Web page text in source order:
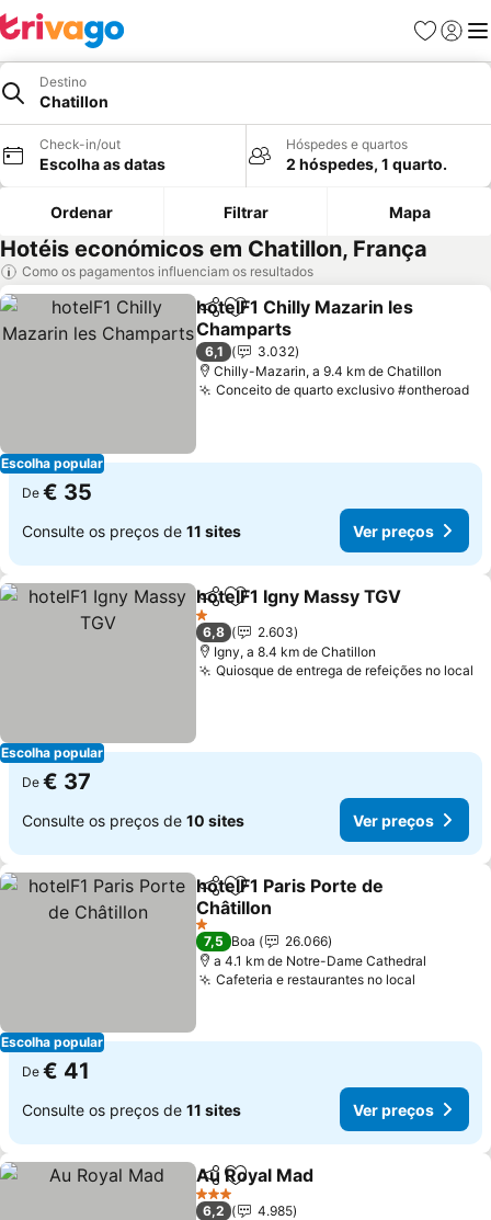
Favoritos
Iniciar
Destino
Chatillon
Check-in/out
Escolha as datas
Hóspedes e quartos
2 hóspedes, 1 quarto.
Ordenar Filtrar Mapa
Hotéis económicos em Chatillon, França
Como os pagamentos influenciam os resultados
Escolha popular
PartilharAdicionar aos favoritos
hotelF1 Chilly Mazarin les
Champarts
6,1
3.032
Chilly-Mazarin, a 9.4 km de Chatillon
Conceito de quarto exclusivo #ontheroad
De € 35
Consulte os preços de 11 sites Ver preços
Escolha popular
PartilharAdicionar aos favoritos
hotelF1 Igny Massy TGV
1 Estrelas
6,8
2.603
Igny, a 8.4 km de Chatillon
Quiosque de entrega de refeições no local
De € 37
Consulte os preços de 10 sites Ver preços
Escolha popular
PartilharAdicionar aos favoritos
hotelF1 Paris Porte de
Châtillon
1 Estrelas
7,5 Boa
26.066
a 4.1 km de Notre-Dame Cathedral
Cafeteria e restaurantes no local
De € 41
Consulte os preços de 11 sites Ver preços
PartilharAdicionar aos favoritos
Au Royal Mad
3 Estrelas
6,2
4.985